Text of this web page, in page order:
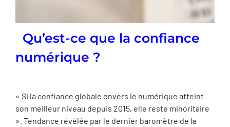
Qu’est-ce que la confiance
numérique ?
« Si la confiance globale envers le numérique atteint
son meilleur niveau depuis 2015, elle reste minoritaire
». Tendance révélée par le dernier baromètre de la